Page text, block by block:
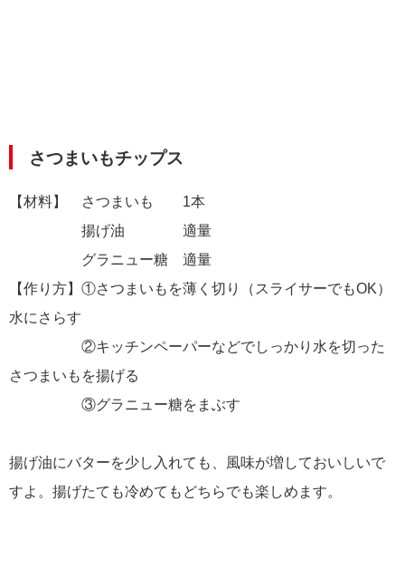
さつまいもチップス
【材料】 さつまいも 1本
揚げ油 適量
グラニュー糖 適量
【作り方】①さつまいもを薄く切り（スライサーでもOK）
水にさらす
②キッチンペーパーなどでしっかり水を切った
さつまいもを揚げる
③グラニュー糖をまぶす
揚げ油にバターを少し入れても、風味が増しておいしいで
すよ。揚げたても冷めてもどちらでも楽しめます。